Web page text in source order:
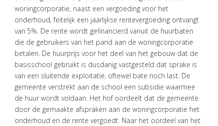
woningcorporatie, naast een vergoeding voor het
onderhoud, feitelijk een jaarlijkse rentevergoeding ontvangt
van 5%. De rente wordt gefinancierd vanuit de huurbaten
die de gebruikers van het pand aan de woningcorporatie
betalen. De huurprijs voor het deel van het gebouw dat de
basisschool gebruikt is dusdanig vastgesteld dat sprake is
van een sluitende exploitatie, oftewel bate noch last. De
gemeente verstrekt aan de school een subsidie waarmee
de huur wordt voldaan. Het hof oordeelt dat de gemeente
door de gemaakte afspraken aan de woningcorporatie het
onderhoud en de rente vergoedt. Naar het oordeel van het